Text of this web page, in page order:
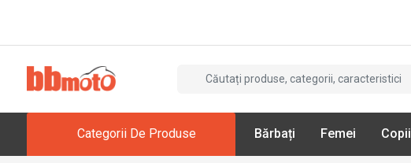
Categorii De Produse Bărbați Femei Copii